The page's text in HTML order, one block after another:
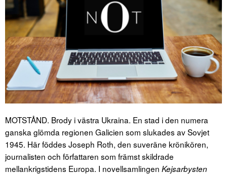
MOTSTÅND. Brody i västra Ukraina. En stad i den numera
ganska glömda regionen Galicien som slukades av Sovjet
1945. Här föddes Joseph Roth, den suveräne krönikören,
journalisten och författaren som främst skildrade
mellankrigstidens Europa. I novellsamlingen Kejsarbysten